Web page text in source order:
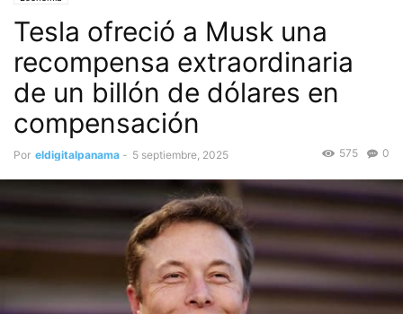
Tesla ofreció a Musk una
recompensa extraordinaria
de un billón de dólares en
compensación
Por eldigitalpanama - 5 septiembre, 2025 0
575